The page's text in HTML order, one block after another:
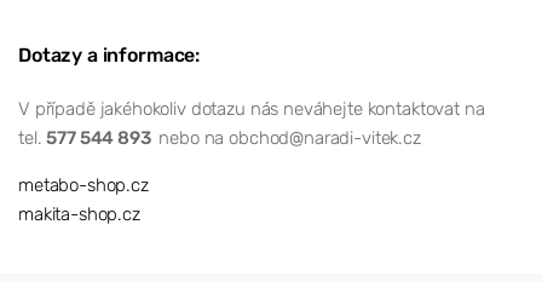
Dotazy a informace:
V případě jakéhokoliv dotazu nás neváhejte kontaktovat na
tel.577 544 893 nebo na obchod@naradi-vitek.cz
metabo-shop.cz
makita-shop.cz